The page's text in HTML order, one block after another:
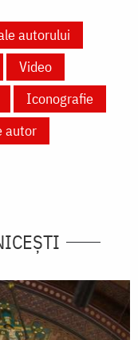
autorului
Video
Iconografie
autor